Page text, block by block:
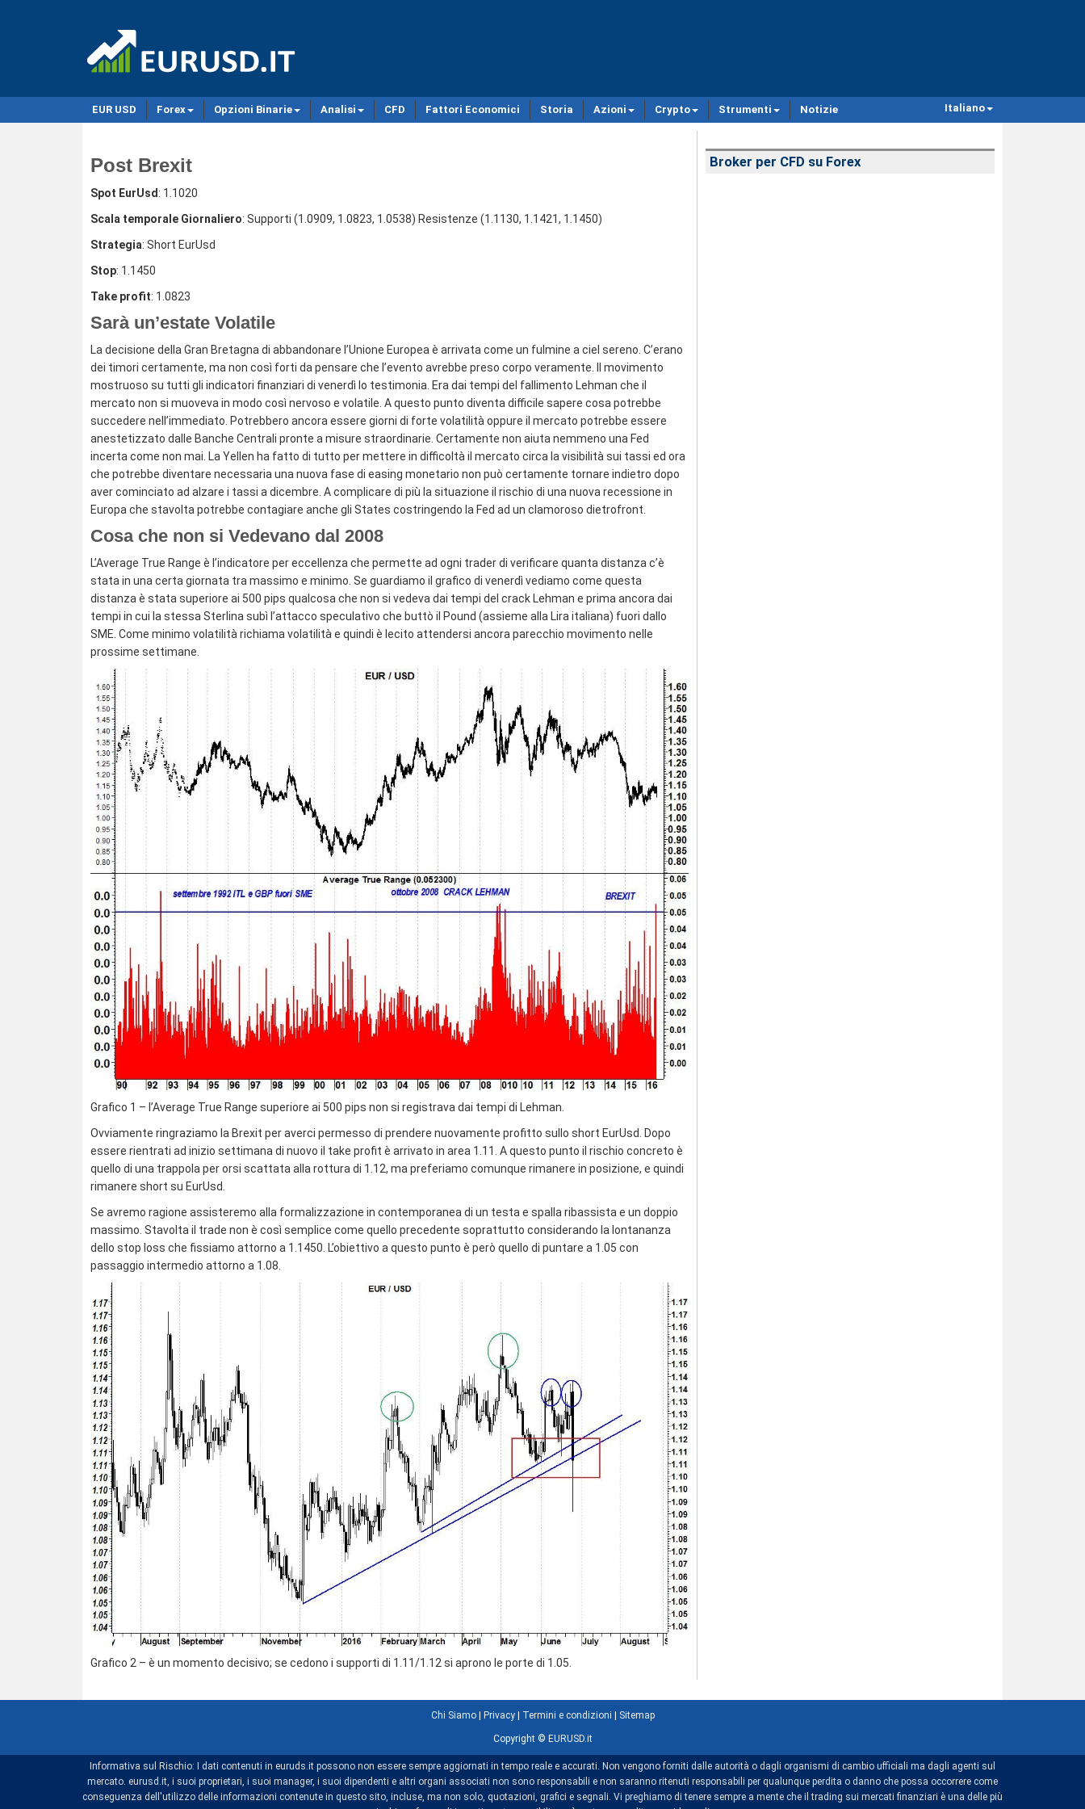
EUR USD Forex Opzioni Binarie Analisi CFD Fattori Economici Storia Azioni Crypto Strumenti Notizie Italiano
Post Brexit
Spot EurUsd : 1.1020
Scala temporale Giornaliero: Supporti (1.0909, 1.0823, 1.0538) Resistenze (1.1130, 1.1421, 1.1450)
Strategia: Short EurUsd
Stop: 1.1450
Take profit: 1.0823
Sarà un’estate Volatile
La decisione della Gran Bretagna di abbandonare l’Unione Europea è arrivata come un fulmine a ciel sereno. C’erano
dei timori certamente, ma non così forti da pensare che l’evento avrebbe preso corpo veramente. Il movimento
mostruoso su tutti gli indicatori finanziari di venerdì lo testimonia. Era dai tempi del fallimento Lehman che il
mercato non si muoveva in modo così nervoso e volatile. A questo punto diventa difficile sapere cosa potrebbe
succedere nell’immediato. Potrebbero ancora essere giorni di forte volatilità oppure il mercato potrebbe essere
anestetizzato dalle Banche Centrali pronte a misure straordinarie. Certamente non aiuta nemmeno una Fed
incerta come non mai. La Yellen ha fatto di tutto per mettere in difficoltà il mercato circa la visibilità sui tassi ed ora
che potrebbe diventare necessaria una nuova fase di easing monetario non può certamente tornare indietro dopo
aver cominciato ad alzare i tassi a dicembre. A complicare di più la situazione il rischio di una nuova recessione in
Europa che stavolta potrebbe contagiare anche gli States costringendo la Fed ad un clamoroso dietrofront.
Cosa che non si Vedevano dal 2008
L’Average True Range è l’indicatore per eccellenza che permette ad ogni trader di verificare quanta distanza c’è
stata in una certa giornata tra massimo e minimo. Se guardiamo il grafico di venerdì vediamo come questa
distanza è stata superiore ai 500 pips qualcosa che non si vedeva dai tempi del crack Lehman e prima ancora dai
tempi in cui la stessa Sterlina subì l’attacco speculativo che buttò il Pound (assieme alla Lira italiana) fuori dallo
SME. Come minimo volatilità richiama volatilità e quindi è lecito attendersi ancora parecchio movimento nelle
prossime settimane.
Grafico 1 – l’Average True Range superiore ai 500 pips non si registrava dai tempi di Lehman.
Ovviamente ringraziamo la Brexit per averci permesso di prendere nuovamente profitto sullo short EurUsd. Dopo
essere rientrati ad inizio settimana di nuovo il take profit è arrivato in area 1.11. A questo punto il rischio concreto è
quello di una trappola per orsi scattata alla rottura di 1.12, ma preferiamo comunque rimanere in posizione, e quindi
rimanere short su EurUsd.
Se avremo ragione assisteremo alla formalizzazione in contemporanea di un testa e spalla ribassista e un doppio
massimo. Stavolta il trade non è così semplice come quello precedente soprattutto considerando la lontananza
dello stop loss che fissiamo attorno a 1.1450. L’obiettivo a questo punto è però quello di puntare a 1.05 con
passaggio intermedio attorno a 1.08.
Grafico 2 – è un momento decisivo; se cedono i supporti di 1.11/1.12 si aprono le porte di 1.05.
Broker per CFD su Forex
Chi Siamo| Privacy| Termini e condizioni | Sitemap
Copyright © EURUSD.it
Informativa sul Rischio: I dati contenuti in euruds.it possono non essere sempre aggiornati in tempo reale e accurati. Non vengono forniti dalle autorità o dagli organismi di cambio ufficiali ma dagli agenti sul
mercato. eurusd.it, i suoi proprietari, i suoi manager, i suoi dipendenti e altri organi associati non sono responsabili e non saranno ritenuti responsabili per qualunque perdita o danno che possa occorrere come
conseguenza dell'utilizzo delle informazioni contenute in questo sito, incluse, ma non solo, quotazioni, grafici e segnali. Vi preghiamo di tenere sempre a mente che il trading sui mercati finanziari è una delle più